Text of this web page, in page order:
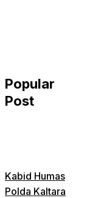
Popular
Post
Kabid Humas
Polda Kaltara